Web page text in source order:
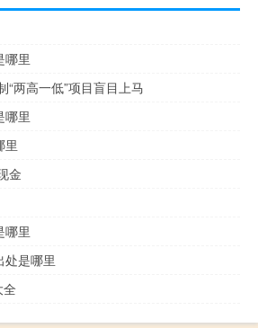
哪里
“两高一低”项目盲目上马
哪里
里
金
哪里
处是哪里